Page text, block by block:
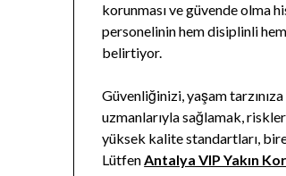
korunması ve güvende olma
personelinin hem disiplinli
belirtiyor.
Güvenliğinizi, yaşam
uzmanlarıyla sağlamak,
yüksek kalite standartları,
LütfenAntalya VIP Yakın